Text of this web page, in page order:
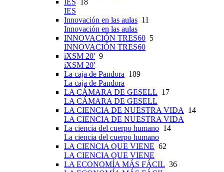
IES 18
IES
Innovación en las aulas 11
Innovación en las aulas
INNOVACIÓN TRES60 5
INNOVACIÓN TRES60
iXSM 20' 9
iXSM 20'
La caja de Pandora 189
La caja de Pandora
LA CÁMARA DE GESELL 17
LA CÁMARA DE GESELL
LA CIENCIA DE NUESTRA VIDA
14
LA CIENCIA DE NUESTRA VIDA
La ciencia del cuerpo humano 14
La ciencia del cuerpo humano
LA CIENCIA QUE VIENE 62
LA CIENCIA QUE VIENE
LA ECONOMÍA MÁS FÁCIL 36